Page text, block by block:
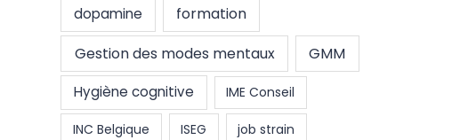
dopamine
formation
Gestion des modes mentaux
GMM
Hygiène cognitive IME Conseil
INC Belgique ISEG job strain